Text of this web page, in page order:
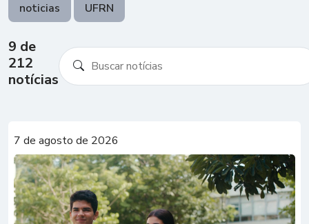
noticias
UFRN
9 de
212
notícias
7 de agosto de 2026